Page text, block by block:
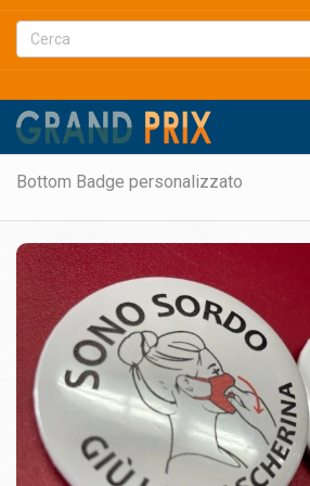
Bottom Badge personalizzato